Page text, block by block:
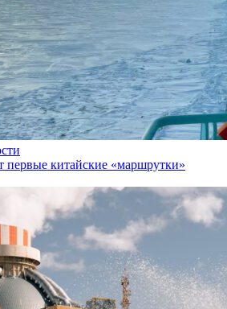
китайские «маршрутки»